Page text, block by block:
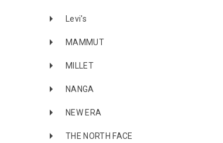
Levi's
MAMMUT
MILLET
NANGA
NEW ERA
THE NORTH FACE